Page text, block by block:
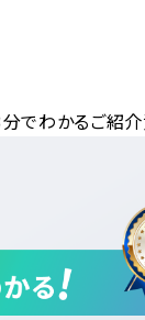
でわかるご紹